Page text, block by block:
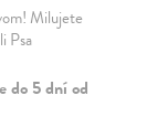
Milujete
Psa
do 5 dní od